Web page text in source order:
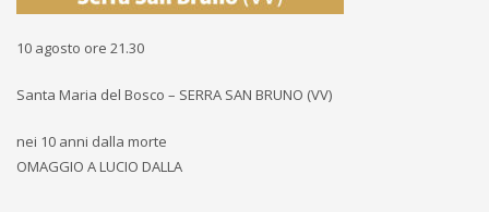
10 agosto ore 21.30
Santa Maria del Bosco – SERRA SAN BRUNO (VV)
nei 10 anni dalla morte
OMAGGIO A LUCIO DALLA